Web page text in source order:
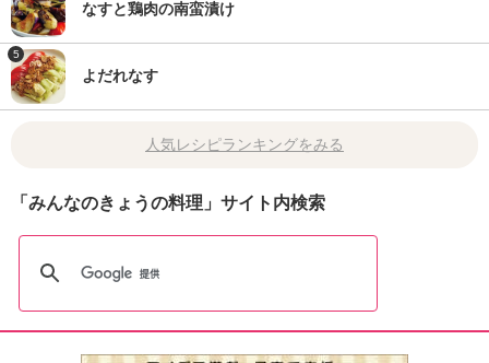
なすと鶏肉の南蛮漬け
5
よだれなす
人気レシピランキングをみる
「みんなのきょうの料理」サイト内検索